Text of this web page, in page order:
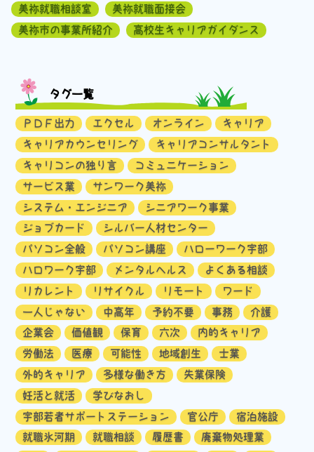
美祢就職相談室
美祢就職面接会
美祢市の事業所紹介
高校生キャリアガイダンス
タグ一覧
ＰＤＦ出力 エクセル オンライン
キャリア
キャリアカウンセリング
キャリアコンサルタント
キャリコンの独り言
コミュニケーション
サービス業
サンワーク美祢
システム・エンジニア
シニアワーク事業
ジョブカード
シルバー人材センター
パソコン全般
パソコン講座
ハローワーク宇部
ハロワーク宇部
メンタルヘルス
よくある相談
リカレント
リサイクル リモート
ワード
一人じゃない
中高年 予約不要 事務
介護
企業会
価値観 保育 六次
内的キャリア
労働法
医療 可能性 地域創生
士業
外的キャリア
多様な働き方
失業保険
妊活と就活
学びなおし
宇部若者サポートステーション
官公庁
宿泊施設
就職氷河期
就職相談 履歴書 廃棄物処理業